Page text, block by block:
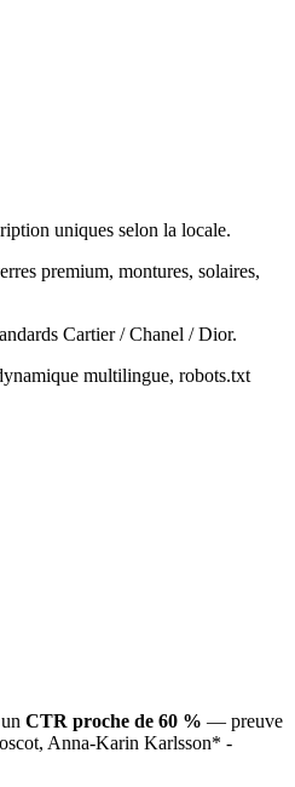
uniques selon la locale.
premium, montures, solaires,
Cartier / Chanel / Dior.
multilingue, robots.txt
CTR proche de 60 % — preuve
Anna-Karin Karlsson* -